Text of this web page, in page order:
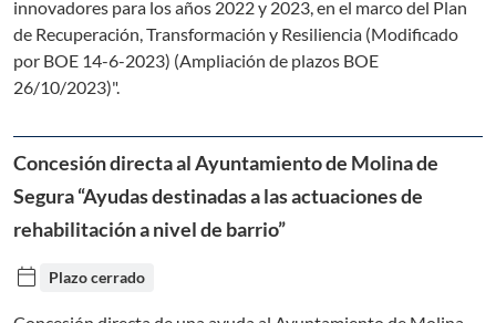
innovadores para los años 2022 y 2023, en el marco del Plan
de Recuperación, Transformación y Resiliencia (Modificado
por BOE 14-6-2023) (Ampliación de plazos BOE
26/10/2023)".
Concesión directa al Ayuntamiento de Molina de
Segura “Ayudas destinadas a las actuaciones de
rehabilitación a nivel de barrio”
calendar_today Plazo cerrado